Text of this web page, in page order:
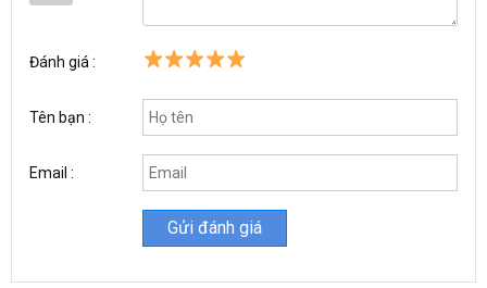
Thông tin rơ le tự ngắt máy rửa xe dây đai
Đánh giá :
Tên bạn :
Email :